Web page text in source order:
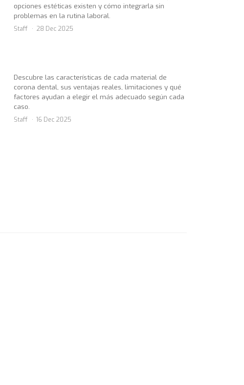
opciones estéticas existen y cómo integrarla sin
problemas en la rutina laboral.
Staff 28 Dec 2025
Descubre las características de cada material de
corona dental, sus ventajas reales, limitaciones y qué
factores ayudan a elegir el más adecuado según cada
caso.
Staff 16 Dec 2025